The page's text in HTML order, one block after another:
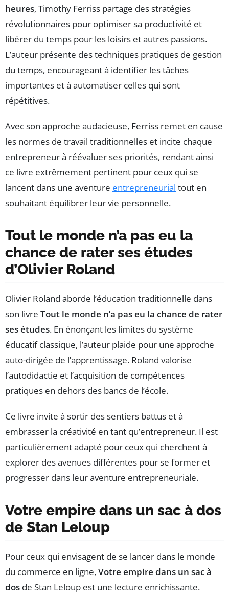
heures, Timothy Ferriss partage des stratégies
révolutionnaires pour optimiser sa productivité et
libérer du temps pour les loisirs et autres passions.
L’auteur présente des techniques pratiques de gestion
du temps, encourageant à identifier les tâches
importantes et à automatiser celles qui sont
répétitives.
Avec son approche audacieuse, Ferriss remet en cause
les normes de travail traditionnelles et incite chaque
entrepreneur à réévaluer ses priorités, rendant ainsi
ce livre extrêmement pertinent pour ceux qui se
lancent dans une aventure entrepreneurial tout en
souhaitant équilibrer leur vie personnelle.
Tout le monde n’a pas eu la
chance de rater ses études
d’Olivier Roland
Olivier Roland aborde l’éducation traditionnelle dans
son livre Tout le monde n’a pas eu la chance de rater
ses études. En énonçant les limites du système
éducatif classique, l’auteur plaide pour une approche
auto-dirigée de l’apprentissage. Roland valorise
l’autodidactie et l’acquisition de compétences
pratiques en dehors des bancs de l’école.
Ce livre invite à sortir des sentiers battus et à
embrasser la créativité en tant qu’entrepreneur. Il est
particulièrement adapté pour ceux qui cherchent à
explorer des avenues différentes pour se former et
progresser dans leur aventure entrepreneuriale.
Votre empire dans un sac à dos
de Stan Leloup
Pour ceux qui envisagent de se lancer dans le monde
du commerce en ligne, Votre empire dans un sac à
dos de Stan Leloup est une lecture enrichissante.